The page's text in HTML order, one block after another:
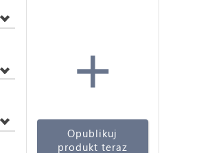
+
Opublikuj
produkt teraz